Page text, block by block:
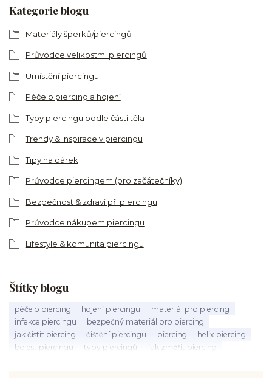
Kategorie blogu
Materiály šperků/piercingů
Průvodce velikostmi piercingů
Umístění piercingu
Péče o piercing a hojení
Typy piercingu podle částí těla
Trendy & inspirace v piercingu
Tipy na dárek
Průvodce piercingem (pro začátečníky)
Bezpečnost & zdraví při piercingu
Průvodce nákupem piercingu
Lifestyle & komunita piercingu
Štítky blogu
péče o piercing hojení piercingu
materiál pro piercing
infekce piercingu
bezpečný materiál pro piercing
jak čistit piercing
čištění piercingu piercing
helix piercing
bolest piercingu
typy piercingů
jak změřit piercing